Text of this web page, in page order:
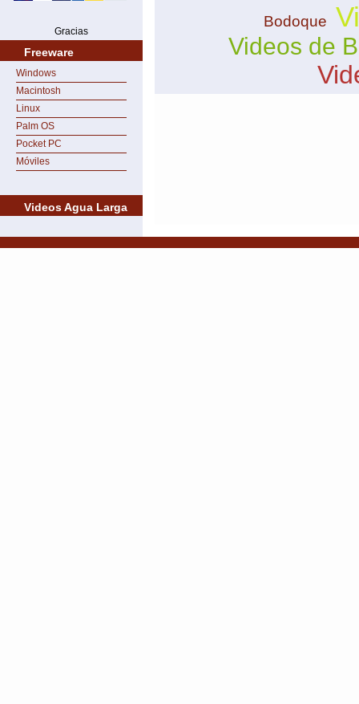
Gracias
Freeware
Windows
Macintosh
Linux
Palm OS
Pocket PC
Móviles
Videos Agua Larga
Bodoque
Videos de